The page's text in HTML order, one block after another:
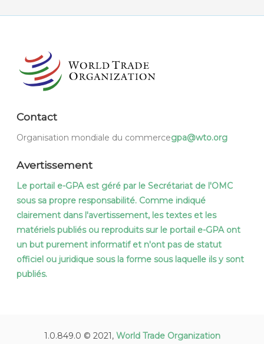
Contact
Organisation mondiale du commercegpa@wto.org
Avertissement
Le portail e-GPA est géré par le Secrétariat de l'OMC
sous sa propre responsabilité. Comme indiqué
clairement dans l'avertissement, les textes et les
matériels publiés ou reproduits sur le portail e-GPA ont
un but purement informatif et n'ont pas de statut
officiel ou juridique sous la forme sous laquelle ils y sont
publiés.
1.0.849.0 © 2021, World Trade Organization